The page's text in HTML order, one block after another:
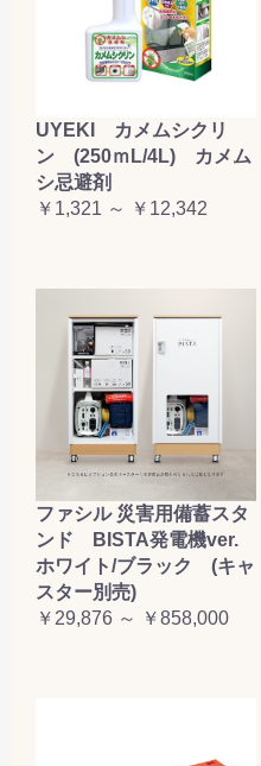
お買い物を続ける
UYEKI カメムシクリ
ン (250ｍL/4L) カメム
シ忌避剤
￥1,321 ～ ￥12,342
ファシル 災害用備蓄スタ
ンド BISTA発電機ver.
ホワイト/ブラック (キャ
スター別売)
￥29,876 ～ ￥858,000